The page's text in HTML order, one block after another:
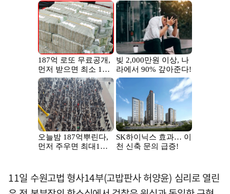
11일 수원고법 형사14부(고밥판사 허양윤) 심리로 열린